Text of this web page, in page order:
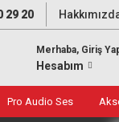
29 20
Merhaba, Giriş
Hesabım
Pro Audio Ses